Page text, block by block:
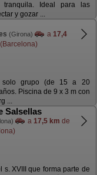
tranquila. Ideal para las
y gozar ...
(Girona) a 17,4
solo grupo (de 15 a 20
Piscina de 9 x 3 m con
...
Salsellas
a 17,5 km de
XVIII que forma parte de